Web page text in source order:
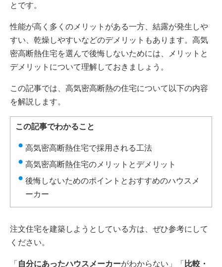
とです。
性能が高く多くのメリットがある一方、結露が発生しや
すい、乾燥しやすいなどのデメリットもあります。高気
密高断熱住宅を選んで後悔しないためには、メリットと
デメリットについて理解しておきましょう。
この記事では、高気密高断熱の住宅について以下の内容
を解説します。
この記事でわかること
高気密高断熱住宅で採用される工法
高気密高断熱住宅のメリットとデメリット
後悔しないためのポイントとおすすめのハウスメ
ーカー
注文住宅を建築しようとしている方は、ぜひ参考にして
ください。
「 自分にあったハウスメーカーがわからない」「 比較・